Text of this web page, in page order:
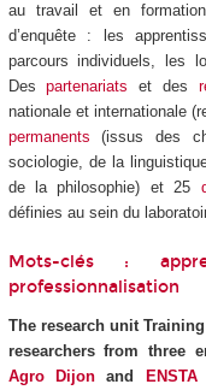
au travail et en
d’enquête : les
parcours individuels, les
Despartenariats et des
nationale et internationale
permanents (issus des
sociologie, de la
de la philosophie) et 25
définies au sein du
Mots-clés :
professionnalisation
The research unit
researchers from three
Agro Dijonand